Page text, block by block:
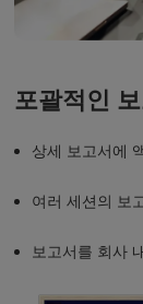
포괄적인
상세 보고서에
여러 세션의 보
보고서를 회사